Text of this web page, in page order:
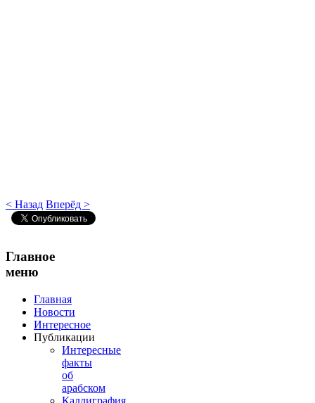
< Назад Вперёд >
Главное
меню
Главная
Новости
Интересное
Публикации
Интересные
факты
об
арабском
Каллиграфия